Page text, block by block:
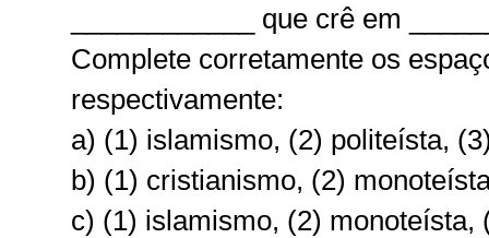
____________ que crê em
Complete corretamente os
respectivamente:
a) (1) islamismo, (2) politeísta,
b) (1) cristianismo, (2)
c) (1) islamismo, (2) monoteísta,